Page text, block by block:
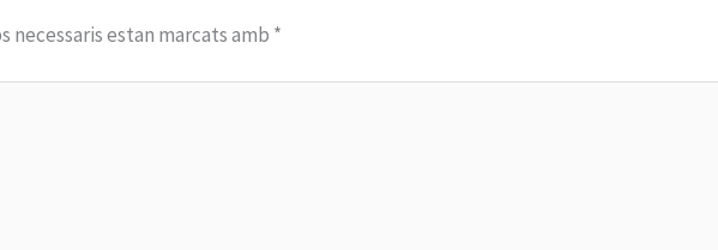
necessaris estan marcats amb *